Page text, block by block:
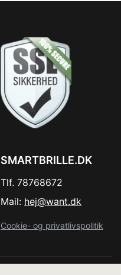
SMARTBRILLE.DK
Tlf. 78768672
Mail: hej@want.dk
Cookie- og privatlivspolitik